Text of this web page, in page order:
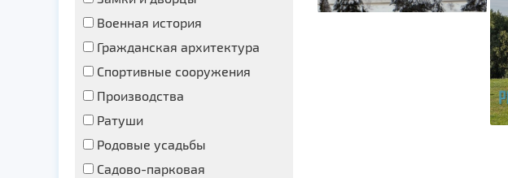
Военная история
Гражданская архитектура
Спортивные сооружения
Производства
Ратуши
Родовые усадьбы
Садово-парковая